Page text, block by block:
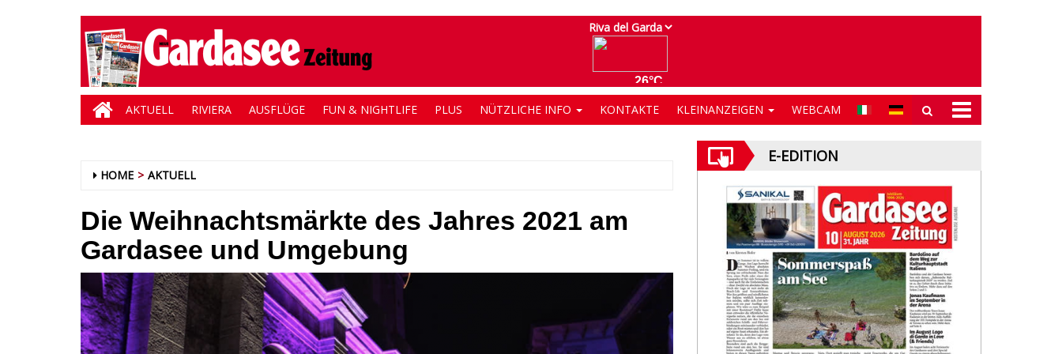
AKTUELL RIVIERA AUSFLÜGE FUN & NIGHTLIFE PLUS NÜTZLICHE INFO KONTAKTE KLEINANZEIGEN WEBCAM
HOME AKTUELL
Die Weihnachtsmärkte des Jahres 2021 am
Gardasee und Umgebung
E-EDITION